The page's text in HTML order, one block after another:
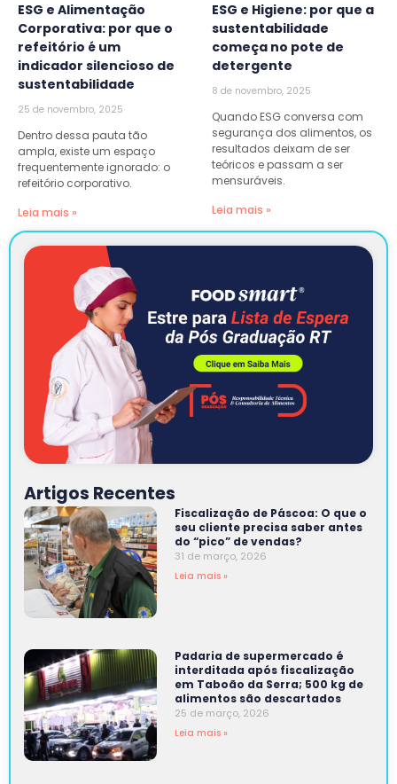
ESG e Alimentação
Corporativa: por que o
refeitório é um
indicador silencioso de
sustentabilidade
25 de novembro, 2025
Dentro dessa pauta tão
ampla, existe um espaço
frequentemente ignorado: o
refeitório corporativo.
Leia mais »
ESG e Higiene: por que a
sustentabilidade
começa no pote de
detergente
8 de novembro, 2025
Quando ESG conversa com
segurança dos alimentos, os
resultados deixam de ser
teóricos e passam a ser
mensuráveis.
Leia mais »
Artigos Recentes
Fiscalização de Páscoa: O que o
seu cliente precisa saber antes
do “pico” de vendas?
31 de março, 2026
Leia mais »
Padaria de supermercado é
interditada após fiscalização
em Taboão da Serra; 500 kg de
alimentos são descartados
25 de março, 2026
Leia mais »